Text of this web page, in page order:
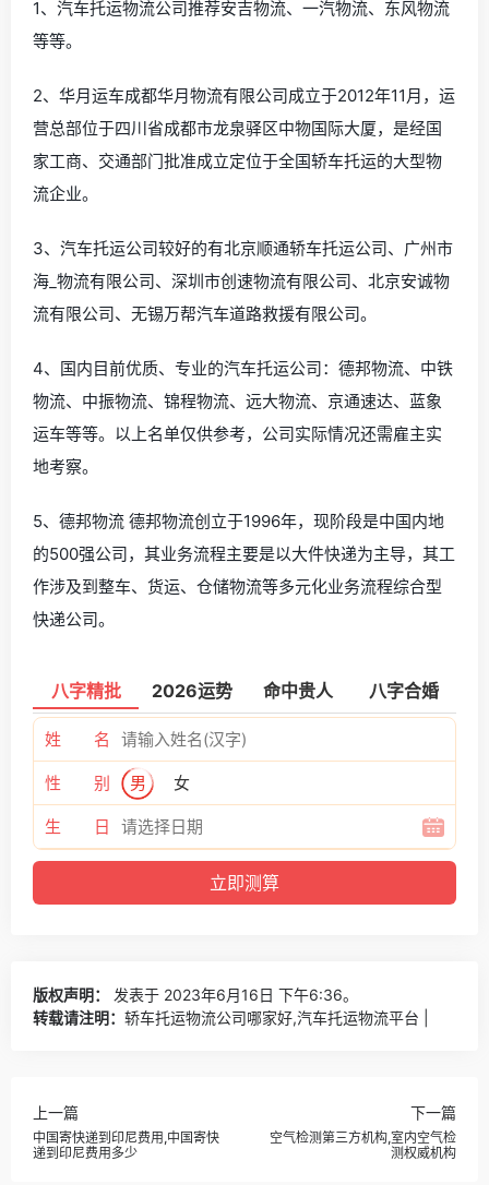
1、汽车托运物流公司推荐安吉物流、一汽物流、东风物流
等等。
2、华月运车成都华月物流有限公司成立于2012年11月，运
营总部位于四川省成都市龙泉驿区中物国际大厦，是经国
家工商、交通部门批准成立定位于全国轿车托运的大型物
流企业。
3、汽车托运公司较好的有北京顺通轿车托运公司、广州市
海_物流有限公司、深圳市创速物流有限公司、北京安诚物
流有限公司、无锡万帮汽车道路救援有限公司。
4、国内目前优质、专业的汽车托运公司：德邦物流、中铁
物流、中振物流、锦程物流、远大物流、京通速达、蓝象
运车等等。以上名单仅供参考，公司实际情况还需雇主实
地考察。
5、德邦物流 德邦物流创立于1996年，现阶段是中国内地
的500强公司，其业务流程主要是以大件快递为主导，其工
作涉及到整车、货运、仓储物流等多元化业务流程综合型
快递公司。
八字精批 2026运势 命中贵人 八字合婚
姓 名
性 别 男 女
生 日
版权声明：
发表于 2023年6月16日 下午6:36。
转载请注明： 轿车托运物流公司哪家好,汽车托运物流平台 |
上一篇
中国寄快递到印尼费用,中国寄快
递到印尼费用多少
下一篇
空气检测第三方机构,室内空气检
测权威机构